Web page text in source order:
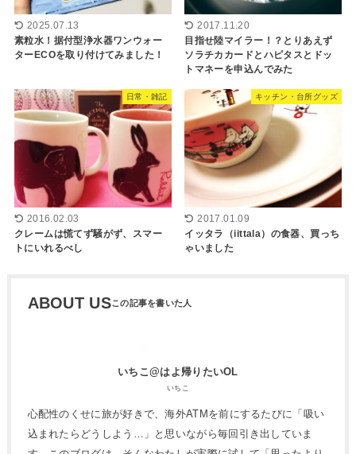
2025.07.13
素粒水！据付型浄水器ワンウォー
ターECOを取り付けてみました！
2017.11.20
目指せ陸マイラー！？とりあえず
ソラチカカードとハピタスとドッ
トマネーを申込んでみた
日常・雑記
2016.02.03
クレームは慌てず騒がず、スマー
トにいれるべし
キッチン・台所グッズ
2017.01.09
イッタラ（iittala）の食器、買っち
ゃいました
ABOUT US
いちこ@はよ帰りたいOL
いちこ
心配性のくせに旅が好きで、海外ATMを前にするたびに「吸い
込まれたらどうしよう…」と思いながら毎回引き出していま